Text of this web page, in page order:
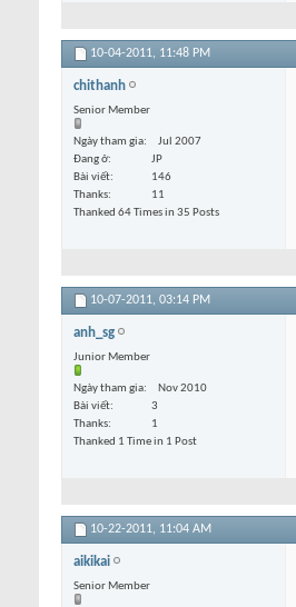
10-04-2011, 11:48 PM
chithanh
Senior Member
Ngày tham gia
Jul 2007
Đang ở
JP
Bài viết
146
Thanks
11
Thanked 64 Times in 35 Posts
10-07-2011, 03:14 PM
anh_sg
Junior Member
Ngày tham gia
Nov 2010
Bài viết
3
Thanks
1
Thanked 1 Time in 1 Post
10-22-2011, 11:04 AM
aikikai
Senior Member